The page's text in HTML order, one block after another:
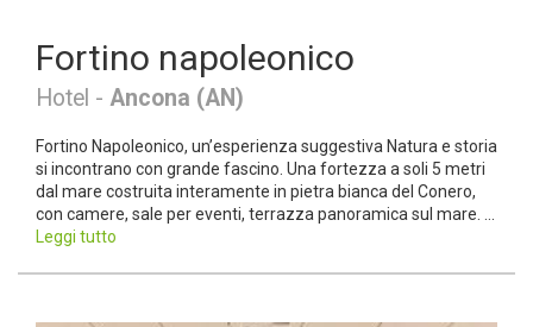
Fortino napoleonico
Hotel - Ancona (AN)
Fortino Napoleonico, unʼesperienza suggestiva Natura e storia
si incontrano con grande fascino. Una fortezza a soli 5 metri
dal mare costruita interamente in pietra bianca del Conero,
con camere, sale per eventi, terrazza panoramica sul mare. ...
Leggi tutto